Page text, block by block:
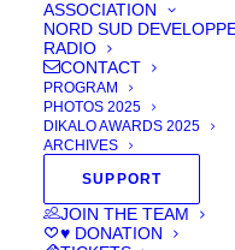
ASSOCIATION
NORD SUD
RADIO
CONTACT
PROGRAM
PHOTOS 2025
DIKALO AWARDS 2025
ARCHIVES
SUPPORT
JOIN THE TEAM
♥ DONATION